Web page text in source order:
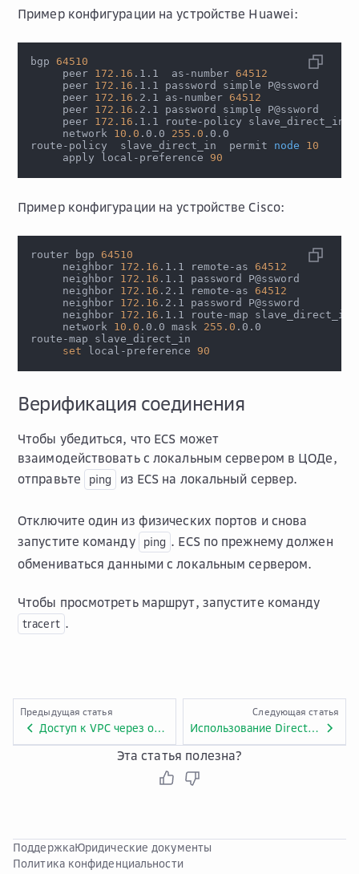
Пример конфигурации на устройстве Huawei:
bgp 64510
     peer
172.16 .1.1  as-number 64512
     peer
172.16 .1.1 password simple P@ssword
     peer
172.16 .2.1 as-number 64512
     peer
172.16 .2.1 password simple P@ssword
     peer
172.16 .1.1 route-policy slave_direct_in
     network
10.0 .0.0 255.0 .0.0
route-policy  slave_direct_in  permit node
10
     apply local-preference
90
Пример конфигурации на устройстве Cisco:
router bgp 64510
     neighbor
172.16 .1.1 remote-as 64512
     neighbor
172.16 .1.1 password P@ssword
     neighbor
172.16 .2.1 remote-as 64512
     neighbor
172.16 .2.1 password P@ssword
     neighbor
172.16 .1.1 route-map slave_direct_in
     network
10.0 .0.0 mask 255.0 .0.0
route-map slave_direct_in
set local-preference 90
Верификация соединения
Чтобы убедиться, что ECS может
взаимодействовать с локальным сервером в ЦОДе,
отправьте
ping из ECS на локальный сервер.
Отключите один из физических портов и снова
запустите команду
ping . ECS по прежнему должен
обмениваться данными с локальным сервером.
Чтобы просмотреть маршрут, запустите команду
tracert .
Предыдущая статья
Доступ к VPC через одиночное соединение со статической маршрутизацией
Следующая статья
Использование Direct Connect для подключения к объектному хранилищу по внутренней сети
Эта статья полезна?
ПоддержкаЮридические документы
Политика конфиденциальности